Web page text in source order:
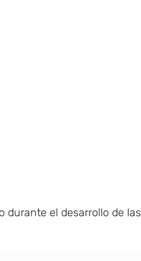
durante el desarrollo de las